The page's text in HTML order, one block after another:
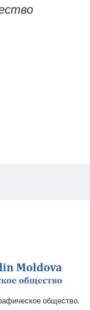
общество.